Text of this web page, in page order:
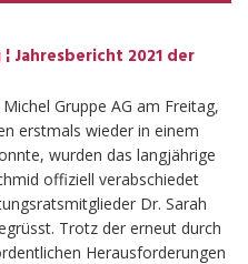
Jahresbericht 2021 der
Gruppe AG am Freitag,
erstmals wieder in einem
wurden das langjährige
offiziell verabschiedet
Dr. Sarah
Trotz der erneut durch
Herausforderungen